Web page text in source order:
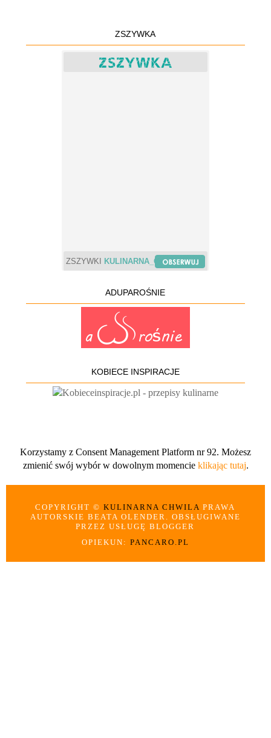
ZSZYWKA
ZSZYWKI KULINARNA_CHWILA
ADUPAROŚNIE
KOBIECE INSPIRACJE
Korzystamy z Consent Management Platform nr 92. Możesz
zmienić swój wybór w dowolnym momencie klikając tutaj.
COPYRIGHT ©KULINARNA CHWILAPRAWA
AUTORSKIE BEATA OLENDER. OBSŁUGIWANE
PRZEZ USŁUGĘ BLOGGER
OPIEKUN: PANCARO.PL